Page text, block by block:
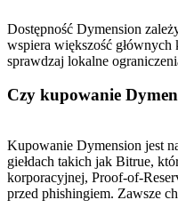
Dostępność Dymension
wspiera większość
sprawdzaj lokalne
Czy kupowanie
Kupowanie Dymension jest
giełdach takich jak Bitrue,
korporacyjnej, Proof-of-
przed phishingiem. Zawsze